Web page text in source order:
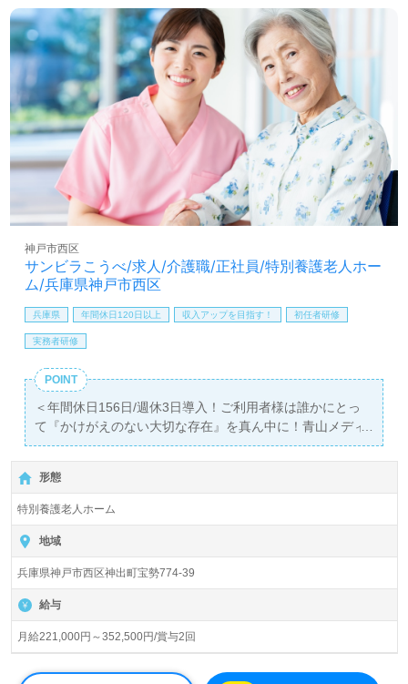
っており、プライベートの時間も大切にできる環境です。
全国各地での募集があり、希望エリアの詳細については担
当コンサルタントがしっかりサポートいたします。転職を
考えている方や、求人情報を収集している方もお気軽にご
相談ください。ウィルオブ介護では、無料の転職支援サー
ビスを提供しており、あなたの新しい一歩を応援します。
サンビラこうべ/求人/介護職/正社員/特別養護老人ホー
ム/兵庫県神戸市西区
神戸市西区
兵庫県 年間休日120日以上 収入アップを目指す！ 初任者研修
実務者研修
POINT
＜年間休日156日/週休3日導入！ご利用者様は誰かにとっ
て『かけがえのない大切な存在』を真ん中に！青山メディ
カルグループ！＞◎介護職/正社員募集◎【月給221,000円
～352,500円/賞与2回】＊初任者研修以上有資格者向け求
人＊『西神中央駅』より路線バス、お車通勤可能です。
入居定員100名（従来型多床室）『サンビラこうべ』青山
メディカルグループ/社会福祉法人恩徳福祉会（本部：大阪
府吹田市）様の運営です。大阪府、兵庫県内を中心に高齢
者向け介護施設、クリニックを展開されています。高い介
護技術とご利用者様にとって『かけがえのない存在』であ
う法人様です。
◎『誇り、感性 、品位、礼節 、敬愛 』を真ん中に。『気
形態
特別養護老人ホーム
地域
兵庫県神戸市西区神出町宝勢774-39
給与
月給221,000円～352,500円/賞与2回